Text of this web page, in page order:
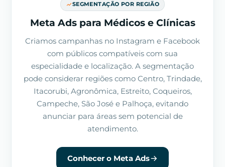
SEGMENTAÇÃO POR REGIÃO
Meta Ads para Médicos e Clínicas
Criamos campanhas no Instagram e Facebook
com públicos compatíveis com sua
especialidade e localização. A segmentação
pode considerar regiões como Centro, Trindade,
Itacorubi, Agronômica, Estreito, Coqueiros,
Campeche, São José e Palhoça, evitando
anunciar para áreas sem potencial de
atendimento.
Conhecer o Meta Ads